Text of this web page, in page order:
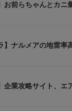
お前らちゃんとカニ
】ナルメアの地雷率
企業攻略サイト、エ